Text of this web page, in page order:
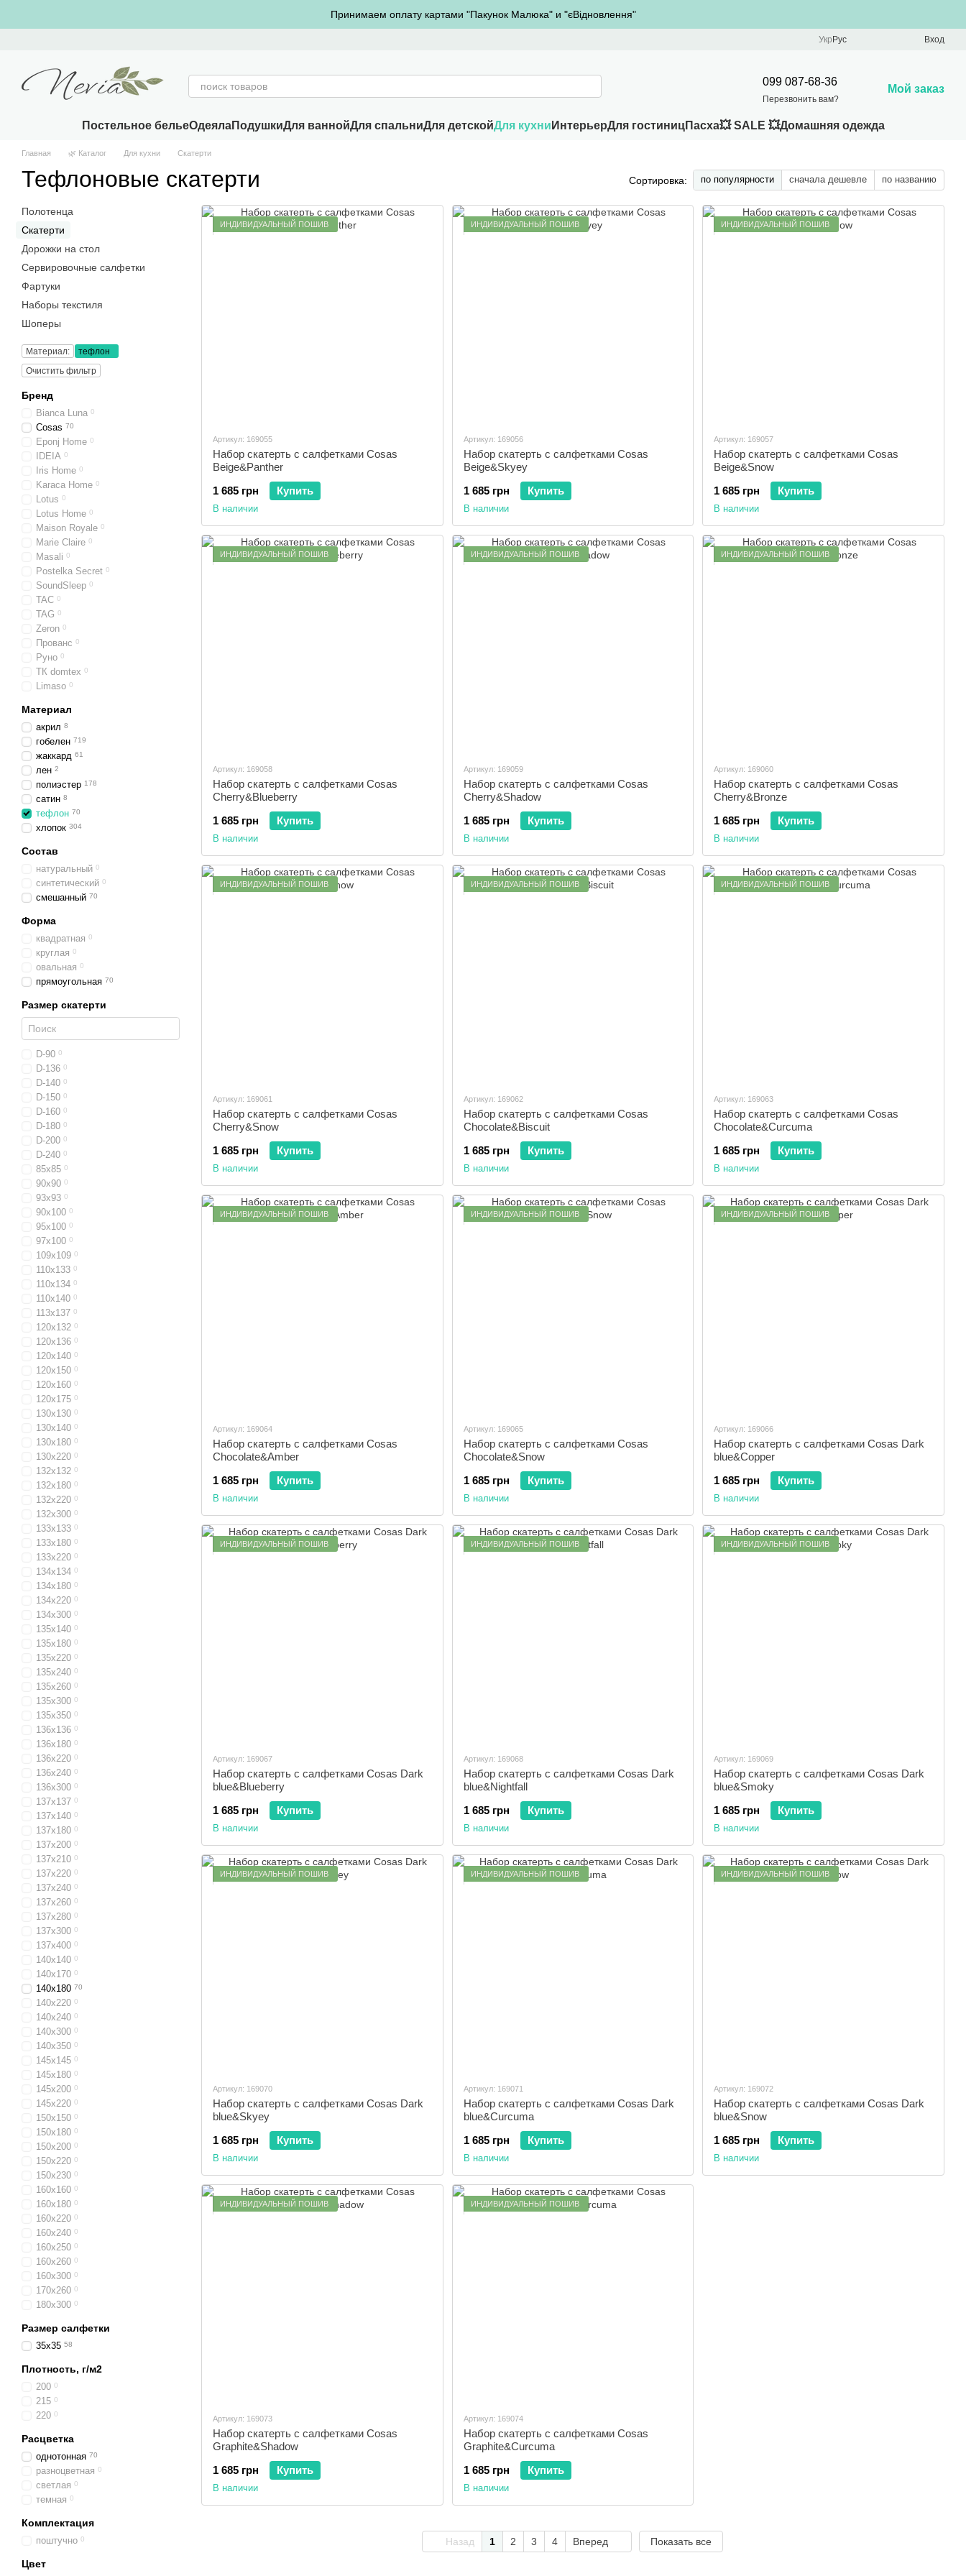
Принимаем оплату картами "Пакунок Малюка" и "єВідновлення"
Укр Рус Вход
099 087-68-36
Перезвонить вам?
Мой заказ
Постельное бельеОдеялаПодушкиДля ваннойДля спальниДля детскойДля кухни ИнтерьерДля гостиницПасха💥 SALE 💥Домашняя одежда
Главная 🌿 Каталог Для кухни Скатерти
Тефлоновые скатерти Сортировка: по популярности сначала дешевле по названию
ИНДИВИДУАЛЬНЫЙ ПОШИВ
Артикул: 169055
Набор скатерть с салфетками Cosas
Beige&Panther
1 685 грн
Купить
В наличии
ИНДИВИДУАЛЬНЫЙ ПОШИВ
Артикул: 169056
Набор скатерть с салфетками Cosas
Beige&Skyey
1 685 грн
Купить
В наличии
ИНДИВИДУАЛЬНЫЙ ПОШИВ
Артикул: 169057
Набор скатерть с салфетками Cosas
Beige&Snow
1 685 грн
Купить
В наличии
ИНДИВИДУАЛЬНЫЙ ПОШИВ
Артикул: 169058
Набор скатерть с салфетками Cosas
Cherry&Blueberry
1 685 грн
Купить
В наличии
ИНДИВИДУАЛЬНЫЙ ПОШИВ
Артикул: 169059
Набор скатерть с салфетками Cosas
Cherry&Shadow
1 685 грн
Купить
В наличии
ИНДИВИДУАЛЬНЫЙ ПОШИВ
Артикул: 169060
Набор скатерть с салфетками Cosas
Cherry&Bronze
1 685 грн
Купить
В наличии
ИНДИВИДУАЛЬНЫЙ ПОШИВ
Артикул: 169061
Набор скатерть с салфетками Cosas
Cherry&Snow
1 685 грн
Купить
В наличии
ИНДИВИДУАЛЬНЫЙ ПОШИВ
Артикул: 169062
Набор скатерть с салфетками Cosas
Chocolate&Biscuit
1 685 грн
Купить
В наличии
ИНДИВИДУАЛЬНЫЙ ПОШИВ
Артикул: 169063
Набор скатерть с салфетками Cosas
Chocolate&Curcuma
1 685 грн
Купить
В наличии
ИНДИВИДУАЛЬНЫЙ ПОШИВ
Артикул: 169064
Набор скатерть с салфетками Cosas
Chocolate&Amber
1 685 грн
Купить
В наличии
ИНДИВИДУАЛЬНЫЙ ПОШИВ
Артикул: 169065
Набор скатерть с салфетками Cosas
Chocolate&Snow
1 685 грн
Купить
В наличии
ИНДИВИДУАЛЬНЫЙ ПОШИВ
Артикул: 169066
Набор скатерть с салфетками Cosas Dark
blue&Copper
1 685 грн
Купить
В наличии
ИНДИВИДУАЛЬНЫЙ ПОШИВ
Артикул: 169067
Набор скатерть с салфетками Cosas Dark
blue&Blueberry
1 685 грн
Купить
В наличии
ИНДИВИДУАЛЬНЫЙ ПОШИВ
Артикул: 169068
Набор скатерть с салфетками Cosas Dark
blue&Nightfall
1 685 грн
Купить
В наличии
ИНДИВИДУАЛЬНЫЙ ПОШИВ
Артикул: 169069
Набор скатерть с салфетками Cosas Dark
blue&Smoky
1 685 грн
Купить
В наличии
ИНДИВИДУАЛЬНЫЙ ПОШИВ
Артикул: 169070
Набор скатерть с салфетками Cosas Dark
blue&Skyey
1 685 грн
Купить
В наличии
ИНДИВИДУАЛЬНЫЙ ПОШИВ
Артикул: 169071
Набор скатерть с салфетками Cosas Dark
blue&Curcuma
1 685 грн
Купить
В наличии
ИНДИВИДУАЛЬНЫЙ ПОШИВ
Артикул: 169072
Набор скатерть с салфетками Cosas Dark
blue&Snow
1 685 грн
Купить
В наличии
ИНДИВИДУАЛЬНЫЙ ПОШИВ
Артикул: 169073
Набор скатерть с салфетками Cosas
Graphite&Shadow
1 685 грн
Купить
В наличии
ИНДИВИДУАЛЬНЫЙ ПОШИВ
Артикул: 169074
Набор скатерть с салфетками Cosas
Graphite&Curcuma
1 685 грн
Купить
В наличии
Назад 1 2 3 4 Вперед Показать все
Полотенца
Скатерти
Дорожки на стол
Сервировочные салфетки
Фартуки
Наборы текстиля
Шоперы
Материал:
тефлон
Очистить фильтр
Бренд
Bianca Luna 0
Cosas 70
Eponj Home 0
IDEIA 0
Iris Home 0
Karaca Home 0
Lotus 0
Lotus Home 0
Maison Royale 0
Marie Claire 0
Masali 0
Postelka Secret 0
SoundSleep 0
TAC 0
TAG 0
Zeron 0
Прованс 0
Руно 0
ТК domtex 0
Limaso 0
Материал
акрил 8
гобелен 719
жаккард 61
лен 2
полиэстер 178
сатин 8
тефлон 70
хлопок 304
Состав
натуральный 0
синтетический 0
смешанный 70
Форма
квадратная 0
круглая 0
овальная 0
прямоугольная 70
Размер скатерти
D-90 0
D-136 0
D-140 0
D-150 0
D-160 0
D-180 0
D-200 0
D-240 0
85x85 0
90x90 0
93x93 0
90x100 0
95x100 0
97х100 0
109x109 0
110x133 0
110x134 0
110x140 0
113x137 0
120x132 0
120x136 0
120x140 0
120x150 0
120x160 0
120x175 0
130x130 0
130x140 0
130x180 0
130x220 0
132x132 0
132x180 0
132x220 0
132x300 0
133x133 0
133x180 0
133x220 0
134x134 0
134x180 0
134x220 0
134x300 0
135x140 0
135x180 0
135x220 0
135x240 0
135x260 0
135x300 0
135x350 0
136x136 0
136x180 0
136x220 0
136x240 0
136x300 0
137х137 0
137x140 0
137х180 0
137x200 0
137x210 0
137x220 0
137х240 0
137x260 0
137х280 0
137х300 0
137x400 0
140x140 0
140x170 0
140x180 70
140x220 0
140x240 0
140x300 0
140x350 0
145x145 0
145x180 0
145x200 0
145x220 0
150x150 0
150x180 0
150x200 0
150x220 0
150x230 0
160x160 0
160x180 0
160x220 0
160x240 0
160x250 0
160x260 0
160x300 0
170x260 0
180x300 0
Размер салфетки
35x35 58
Плотность, г/м2
200 0
215 0
220 0
Расцветка
однотонная 70
разноцветная 0
светлая 0
темная 0
Комплектация
поштучно 0
Цвет